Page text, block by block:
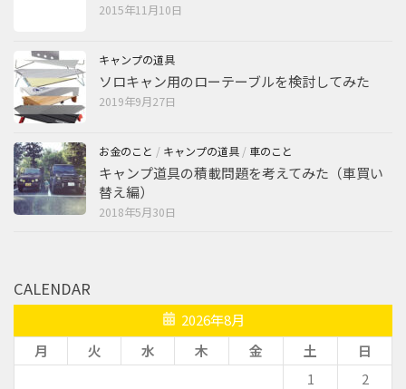
2015年11月10日
キャンプの道具
ソロキャン用のローテーブルを検討してみた
2019年9月27日
お金のこと / キャンプの道具 / 車のこと
キャンプ道具の積載問題を考えてみた（車買い
替え編）
2018年5月30日
CALENDAR
2026年8月
月
火 水 木 金 土
日
1
2